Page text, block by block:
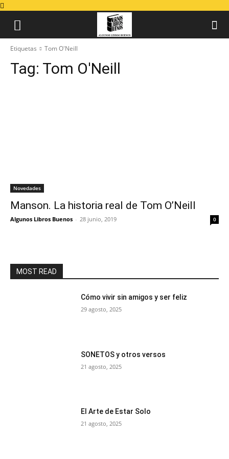
Etiquetas Tom O'Neill
Tag: Tom O'Neill
Novedades
Manson. La historia real de Tom O’Neill
Algunos Libros Buenos - 28 junio, 2019 0
MOST READ
Cómo vivir sin amigos y ser feliz
29 agosto, 2025
SONETOS y otros versos
21 agosto, 2025
El Arte de Estar Solo
21 agosto, 2025